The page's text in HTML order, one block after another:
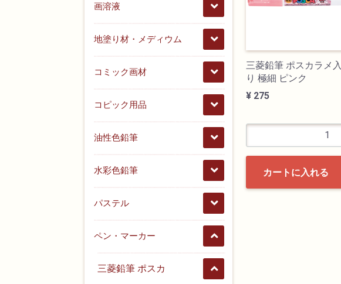
画溶液
地塗り材・メディウム
コミック画材
コピック用品
油性色鉛筆
水彩色鉛筆
パステル
ペン・マーカー
三菱鉛筆 ポスカ
三菱鉛筆 ポスカラメ入
り 極細 ピンク
¥ 275
カートに入れる